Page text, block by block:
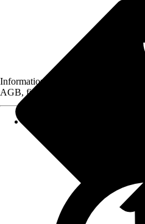
Informationen des Verkäufers, wie
AGB, finden Sie bei Klick auf den